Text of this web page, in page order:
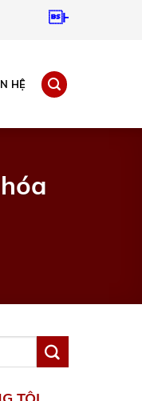
Hotline:
HỆ